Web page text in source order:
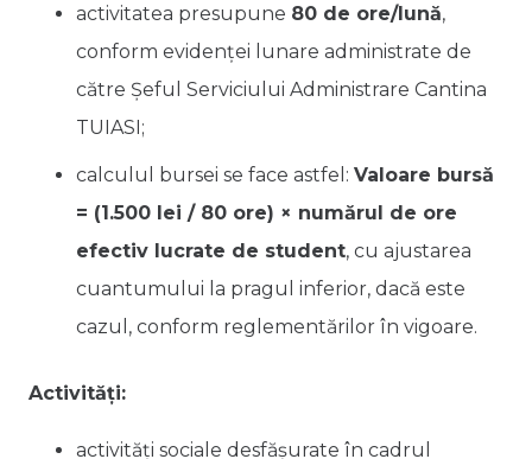
activitatea presupune 80 de ore/lună,
conform evidenței lunare administrate de
către Șeful Serviciului Administrare Cantina
TUIASI;
calculul bursei se face astfel: Valoare bursă
= (1.500 lei / 80 ore) × numărul de ore
efectiv lucrate de student, cu ajustarea
cuantumului la pragul inferior, dacă este
cazul, conform reglementărilor în vigoare.
Activități:
activități sociale desfășurate în cadrul